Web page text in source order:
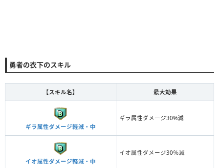
勇者の衣下のスキル
【スキル名】 最大効果
ギラ属性ダメージ軽減・中
ギラ属性ダメージ30%減
イオ属性ダメージ軽減・中
イオ属性ダメージ30％減